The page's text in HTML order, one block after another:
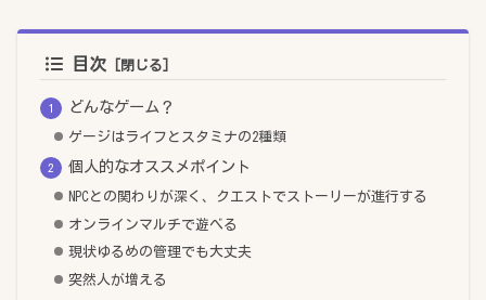
目次
どんなゲーム？
ゲージはライフとスタミナの2種類
個人的なオススメポイント
NPCとの関わりが深く、クエストでストーリーが進行する
オンラインマルチで遊べる
現状ゆるめの管理でも大丈夫
突然人が増える